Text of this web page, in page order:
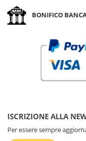
BONIFICO
ISCRIZIONE ALLA
Per essere sempre